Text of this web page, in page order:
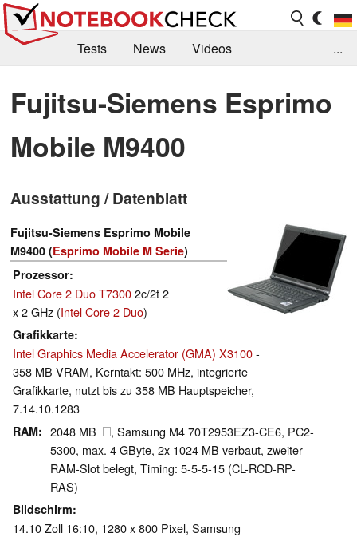
Tests News
Videos
Kaufberatung
Deals Suche
Jobs
Forum
...
Fujitsu-Siemens Esprimo
Mobile M9400
Ausstattung / Datenblatt
Fujitsu-Siemens Esprimo Mobile
M9400 (Esprimo Mobile M Serie)
Prozessor
Intel Core 2 Duo T73002c/2t 2
x 2 GHz (Intel Core 2 Duo)
Grafikkarte
Intel Graphics Media Accelerator (GMA) X3100-
358 MB VRAM, Kerntakt: 500 MHz, integrierte
Grafikkarte, nutzt bis zu 358 MB Hauptspeicher,
7.14.10.1283
RAM 2048 MB
, Samsung M4 70T2953EZ3-CE6, PC2-
5300, max. 4 GByte, 2x 1024 MB verbaut, zweiter
RAM-Slot belegt, Timing: 5-5-5-15 (CL-RCD-RP-
RAS)
Bildschirm
14.10 Zoll 16:10, 1280 x 800 Pixel, Samsung